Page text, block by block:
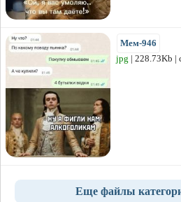
Мем-946
jpg | 228.73Kb |
Еще файлы